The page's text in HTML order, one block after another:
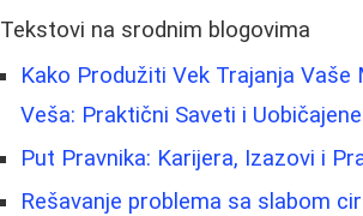
Tekstovi na srodnim blogovima
Kako Produžiti Vek Trajanja Vaše
Veša: Praktični Saveti i
Put Pravnika: Karijera, Izazovi i
Rešavanje problema sa slabom